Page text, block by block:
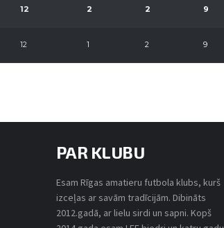
12 2 2 9
12 1 2 9
PAR KLUBU
Esam Rīgas amatieru futbola klubs, kurš
izceļas ar savām tradīcijām. Dibināts
2012.gadā, ar lielu sirdi un sapni. Kopš